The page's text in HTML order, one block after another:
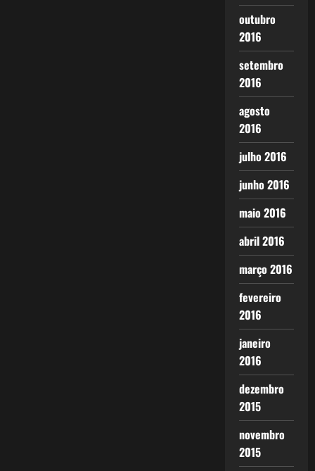
outubro
2016
setembro
2016
agosto
2016
julho 2016
junho 2016
maio 2016
abril 2016
março 2016
fevereiro
2016
janeiro
2016
dezembro
2015
novembro
2015